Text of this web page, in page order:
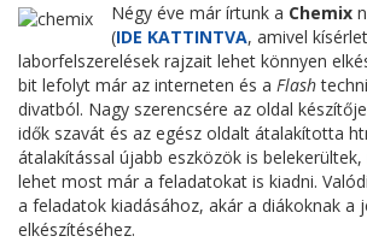
Négy éve már írtunk a Chemix
(IDE KATTINTVA, amivel
laborfelszerelések rajzait lehet könnyen
bit lefolyt már az interneten és a Flash
divatból. Nagy szerencsére az oldal
idők szavát és az egész oldalt átalakította
átalakítással újabb eszközök is
lehet most már a feladatokat is kiadni.
a feladatok kiadásához, akár a diákoknak a
elkészítéséhez.